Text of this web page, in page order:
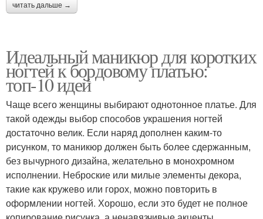
читать дальше →
Идеальный маникюр для коротких
ногтей к бордовому платью:
топ-10 идей
Чаще всего женщины выбирают однотонное платье. Для
такой одежды выбор способов украшения ногтей
достаточно велик. Если наряд дополнен каким-то
рисунком, то маникюр должен быть более сдержанным,
без вычурного дизайна, желательно в монохромном
исполнении. Неброские или милые элементы декора,
такие как кружево или горох, можно повторить в
оформлении ногтей. Хорошо, если это будет не полное